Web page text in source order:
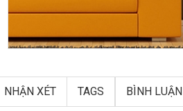
NHẬN XÉT TAGS BÌNH LUẬN